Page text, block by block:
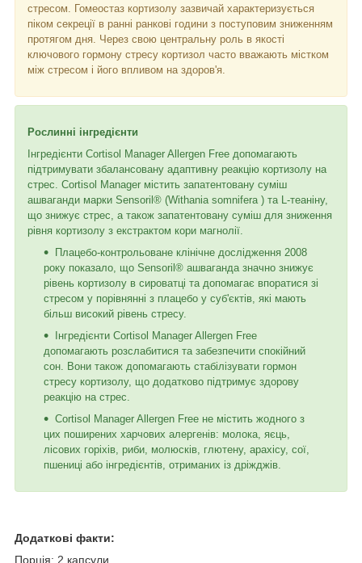
стресом. Гомеостаз кортизолу зазвичай характеризується
піком секреції в ранні ранкові години з поступовим зниженням
протягом дня. Через свою центральну роль в якості
ключового гормону стресу кортизол часто вважають містком
між стресом і його впливом на здоров'я.
Рослинні інгредієнти
Інгредієнти Cortisol Manager Allergen Free допомагають
підтримувати збалансовану адаптивну реакцію кортизолу на
стрес. Cortisol Manager містить запатентовану суміш
ашваганди марки Sensoril® (Withania somnifera ) та L-теаніну,
що знижує стрес, а також запатентовану суміш для зниження
рівня кортизолу з екстрактом кори магнолії.
Плацебо-контрольоване клінічне дослідження 2008
року показало, що Sensoril® ашваганда значно знижує
рівень кортизолу в сироватці та допомагає впоратися зі
стресом у порівнянні з плацебо у суб'єктів, які мають
більш високий рівень стресу.
Інгредієнти Cortisol Manager Allergen Free
допомагають розслабитися та забезпечити спокійний
сон. Вони також допомагають стабілізувати гормон
стресу кортизолу, що додатково підтримує здорову
реакцію на стрес.
Cortisol Manager Allergen Free не містить жодного з
цих поширених харчових алергенів: молока, яєць,
лісових горіхів, риби, молюсків, глютену, арахісу, сої,
пшениці або інгредієнтів, отриманих із дріжджів.
Додаткові факти:
Порція: 2 капсули